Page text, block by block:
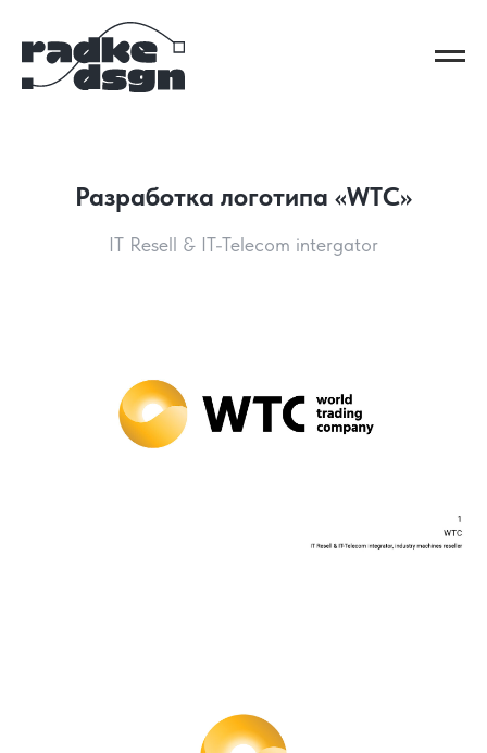
Разработка логотипа «WTC»
IT Resell & IT-Telecom intergator